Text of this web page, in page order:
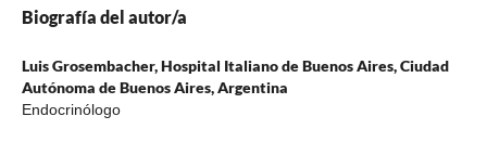
Biografía del autor/a
Luis Grosembacher,Hospital Italiano de Buenos Aires, Ciudad
Autónoma de Buenos Aires, Argentina
Endocrinólogo